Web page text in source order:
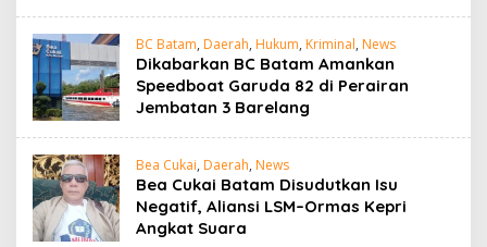
BC Batam, Daerah, Hukum, Kriminal, News
Dikabarkan BC Batam Amankan
Speedboat Garuda 82 di Perairan
Jembatan 3 Barelang
Bea Cukai, Daerah, News
Bea Cukai Batam Disudutkan Isu
Negatif, Aliansi LSM–Ormas Kepri
Angkat Suara